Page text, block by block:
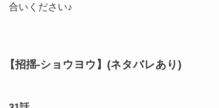
合いください♪
【招揺-ショウヨウ】(ネタバレあり)